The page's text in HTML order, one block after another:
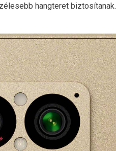
hangteret biztosítanak.